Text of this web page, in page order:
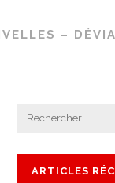
–
ARTICLES